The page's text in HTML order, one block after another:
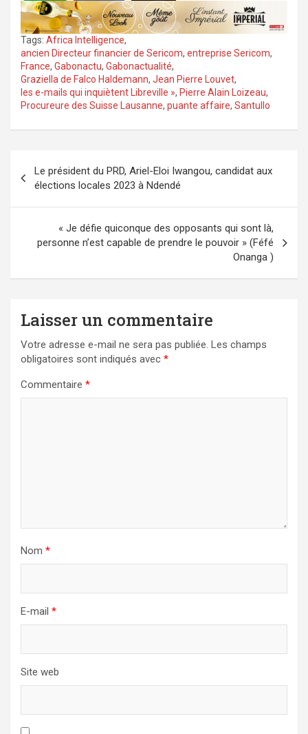
Tags: Africa Intelligence,
ancien Directeur financier de Sericom, entreprise Sericom,
France, Gabonactu, Gabonactualité,
Graziella de Falco Haldemann, Jean Pierre Louvet,
les e-mails qui inquiètent Libreville », Pierre Alain Loizeau,
Procureure des Suisse Lausanne, puante affaire, Santullo
de
l’article
Le président du PRD, Ariel-Eloi Iwangou, candidat aux
élections locales 2023 à Ndendé
« Je défie quiconque des opposants qui sont là,
personne n’est capable de prendre le pouvoir » (Féfé
Onanga )
Laisser un commentaire
Votre adresse e-mail ne sera pas publiée. Les champs
obligatoires sont indiqués avec *
Commentaire *
Nom *
E-mail *
Site web